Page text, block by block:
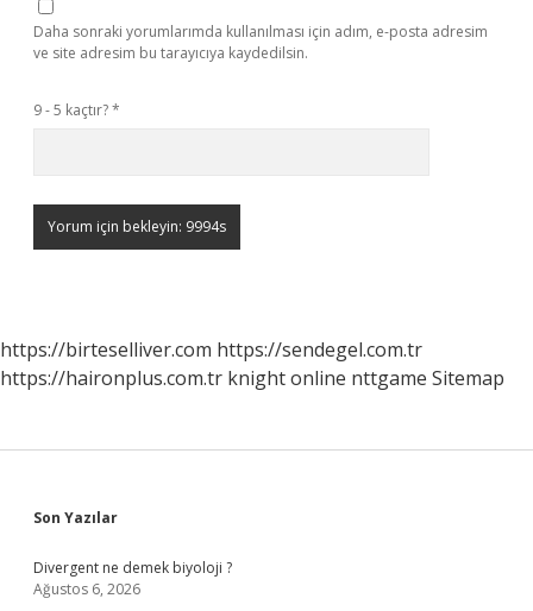
Daha sonraki yorumlarımda kullanılması için adım, e-posta adresim
ve site adresim bu tarayıcıya kaydedilsin.
9 - 5 kaçtır?*
https://birteselliver.com https://sendegel.com.tr
https://haironplus.com.tr knight online nttgame Sitemap
Sidebar
Son Yazılar
Divergent ne demek biyoloji ?
Ağustos 6, 2026